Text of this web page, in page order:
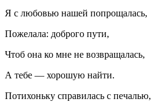
Я с любовью нашей попрощалась,
Пожелала: доброго пути,
Чтоб она ко мне не возвращалась,
А тебе — хорошую найти.
Потихоньку справилась с печалью,